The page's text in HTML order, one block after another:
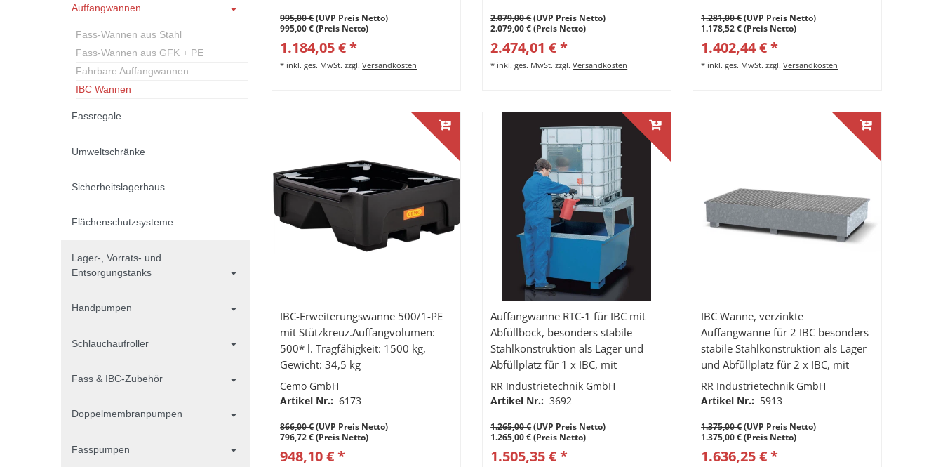
Auffangwannen
Fass-Wannen aus Stahl
Fass-Wannen aus GFK + PE
Fahrbare Auffangwannen
IBC Wannen
Fassregale
Umweltschränke
Sicherheitslagerhaus
Flächenschutzsysteme
Lager-, Vorrats- und
Entsorgungstanks
Handpumpen
Schlauchaufroller
Fass & IBC-Zubehör
Doppelmembranpumpen
Fasspumpen
995,00 €(UVP Preis Netto)
995,00 € (Preis Netto)
1.184,05 € *
* inkl. ges. MwSt. zzgl.Versandkosten
2.079,00 €(UVP Preis Netto)
2.079,00 € (Preis Netto)
2.474,01 € *
* inkl. ges. MwSt. zzgl.Versandkosten
1.281,00 €(UVP Preis Netto)
1.178,52 € (Preis Netto)
1.402,44 € *
* inkl. ges. MwSt. zzgl.Versandkosten
IBC-Erweiterungswanne 500/1-PE
mit Stützkreuz.Auffangvolumen:
500* l. Tragfähigkeit: 1500 kg,
Gewicht: 34,5 kg
Cemo GmbH
Artikel Nr.: 6173
866,00 €(UVP Preis Netto)
796,72 € (Preis Netto)
948,10 € *
Auffangwanne RTC-1 für IBC mit
Abfüllbock, besonders stabile
Stahlkonstruktion als Lager und
Abfüllplatz für 1 x IBC, mit
Gitterrost, Auffangvolumen 1000l
RR Industrietechnik GmbH
Artikel Nr.: 3692
1.265,00 €(UVP Preis Netto)
1.265,00 € (Preis Netto)
1.505,35 € *
IBC Wanne, verzinkte
Auffangwanne für 2 IBC besonders
stabile Stahlkonstruktion als Lager
und Abfüllplatz für 2 x IBC, mit
Gitterrost, Auffangvolumen 1000l
RR Industrietechnik GmbH
Artikel Nr.: 5913
1.375,00 €(UVP Preis Netto)
1.375,00 € (Preis Netto)
1.636,25 € *